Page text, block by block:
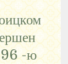
96 -ю